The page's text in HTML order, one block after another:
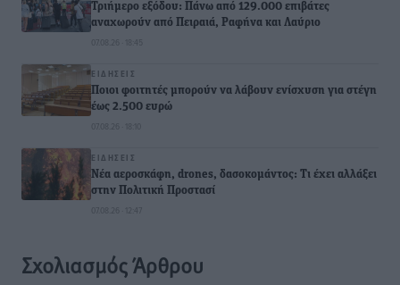
Τριήμερο εξόδου: Πάνω από 129.000 επιβάτες
αναχωρούν από Πειραιά, Ραφήνα και Λαύριο
07.08.26 · 18:45
ΕΙΔΉΣΕΙΣ
Ποιοι φοιτητές μπορούν να λάβουν ενίσχυση για στέγη
έως 2.500 ευρώ
07.08.26 · 18:10
ΕΙΔΉΣΕΙΣ
Νέα αεροσκάφη, drones, δασοκομάντος: Τι έχει αλλάξει
στην Πολιτική Προστασί
07.08.26 · 12:47
Σχολιασμός Άρθρου